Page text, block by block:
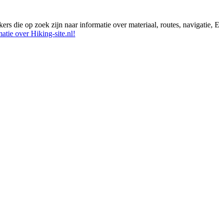
die op zoek zijn naar informatie over materiaal, routes,
over Hiking-site.nl!